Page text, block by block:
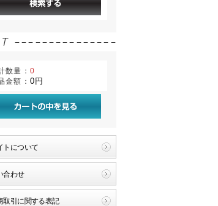
数量： 0
金額： 0円
トについて
合わせ
取引に関する表記